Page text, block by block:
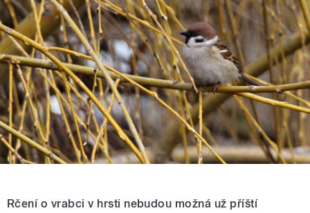
Rčení o vrabci v hrsti nebudou možná už příští